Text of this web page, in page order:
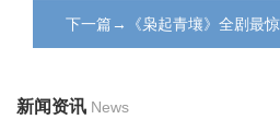
下一篇→《枭起青壤》全剧最
新闻资讯 News